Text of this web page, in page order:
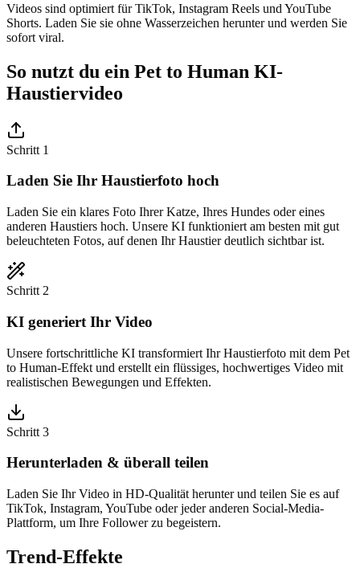
Videos sind optimiert für TikTok, Instagram Reels und YouTube
Shorts. Laden Sie sie ohne Wasserzeichen herunter und werden Sie
sofort viral.
So nutzt du ein Pet to Human KI-
Haustiervideo
Schritt 1
Laden Sie Ihr Haustierfoto hoch
Laden Sie ein klares Foto Ihrer Katze, Ihres Hundes oder eines
anderen Haustiers hoch. Unsere KI funktioniert am besten mit gut
beleuchteten Fotos, auf denen Ihr Haustier deutlich sichtbar ist.
Schritt 2
KI generiert Ihr Video
Unsere fortschrittliche KI transformiert Ihr Haustierfoto mit dem Pet
to Human-Effekt und erstellt ein flüssiges, hochwertiges Video mit
realistischen Bewegungen und Effekten.
Schritt 3
Herunterladen & überall teilen
Laden Sie Ihr Video in HD-Qualität herunter und teilen Sie es auf
TikTok, Instagram, YouTube oder jeder anderen Social-Media-
Plattform, um Ihre Follower zu begeistern.
Trend-Effekte